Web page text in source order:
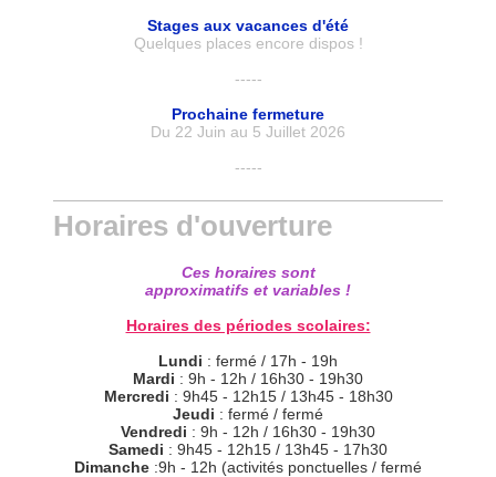
Stages aux vacances d'été
Quelques places encore dispos !
-----
Prochaine fermeture
Du 22 Juin au 5 Juillet 2026
-----
Horaires d'ouverture
Ces horaires sont
approximatifs et variables !
Horaires des périodes scolaires:
Lundi : fermé / 17h - 19h
Mardi : 9h - 12h / 16h30 - 19h30
Mercredi : 9h45 - 12h15 / 13h45 - 18h30
Jeudi : fermé / fermé
Vendredi : 9h - 12h / 16h30 - 19h30
Samedi : 9h45 - 12h15 / 13h45 - 17h30
Dimanche :9h - 12h (activités ponctuelles / fermé